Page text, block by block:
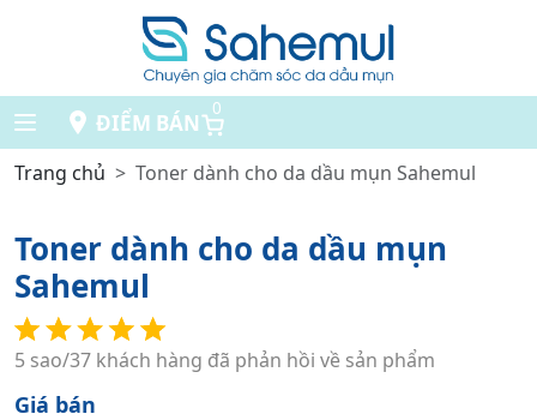
ĐIỂM BÁN
0
Trang chủ Toner dành cho da dầu mụn Sahemul
Toner dành cho da dầu mụn
Sahemul
5 sao/37 khách hàng đã phản hồi về sản phẩm
Giá bán